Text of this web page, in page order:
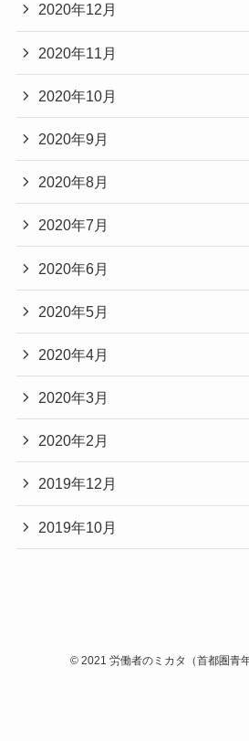
2020年12月
2020年11月
2020年10月
2020年9月
2020年8月
2020年7月
2020年6月
2020年5月
2020年4月
2020年3月
2020年2月
2019年12月
2019年10月
©2021 労働者のミカタ（首都圏青